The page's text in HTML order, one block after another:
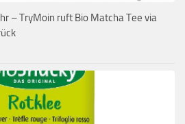
– TryMoin ruft Bio Matcha Tee via